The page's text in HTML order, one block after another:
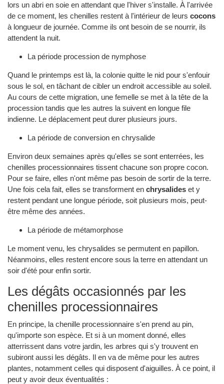
lors un abri en soie en attendant que l'hiver s'installe. À l'arrivée
de ce moment, les chenilles restent à l'intérieur de leurs cocons
à longueur de journée. Comme ils ont besoin de se nourrir, ils
attendent la nuit.
La période procession de nymphose
Quand le printemps est là, la colonie quitte le nid pour s'enfouir
sous le sol, en tâchant de cibler un endroit accessible au soleil.
Au cours de cette migration, une femelle se met à la tête de la
procession tandis que les autres la suivent en longue file
indienne. Le déplacement peut durer plusieurs jours.
La période de conversion en chrysalide
Environ deux semaines après qu'elles se sont enterrées, les
chenilles processionnaires tissent chacune son propre cocon.
Pour se faire, elles n'ont même pas besoin de sortir de la terre.
Une fois cela fait, elles se transforment en chrysalides et y
restent pendant une longue période, soit plusieurs mois, peut-
être même des années.
La période de métamorphose
Le moment venu, les chrysalides se permutent en papillon.
Néanmoins, elles restent encore sous la terre en attendant un
soir d'été pour enfin sortir.
Les dégâts occasionnés par les
chenilles processionnaires
En principe, la chenille processionnaire s'en prend au pin,
qu'importe son espèce. Et si à un moment donné, elles
atterrissent dans votre jardin, les arbres qui s'y trouvent en
subiront aussi les dégâts. Il en va de même pour les autres
plantes, notamment celles qui disposent d'aiguilles. À ce point, il
peut y avoir deux éventualités :